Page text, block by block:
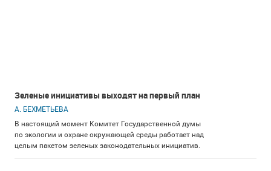
Зеленые инициативы выходят на первый план
А. БЕХМЕТЬЕВА
В настоящий момент Комитет Государственной думы
по экологии и охране окружающей среды работает над
целым пакетом зеленых законодательных инициатив.